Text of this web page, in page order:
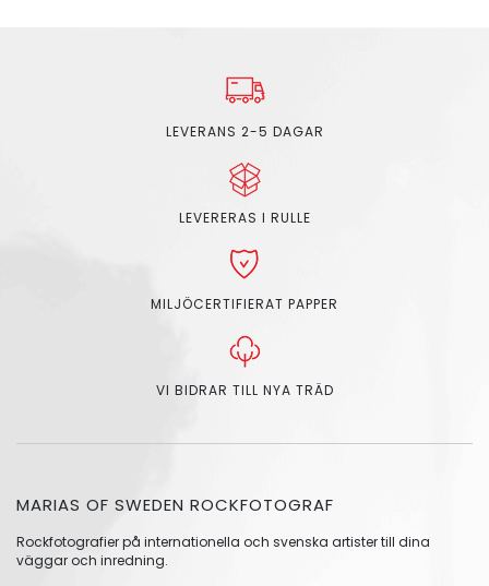
LEVERANS 2-5 DAGAR
LEVERERAS I RULLE
MILJÖCERTIFIERAT PAPPER
VI BIDRAR TILL NYA TRÄD
MARIAS OF SWEDEN ROCKFOTOGRAF
Rockfotografier på internationella och svenska artister till dina
väggar och inredning.